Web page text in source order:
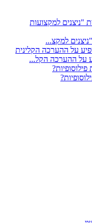
למקצ...
על ההערכה הקל...